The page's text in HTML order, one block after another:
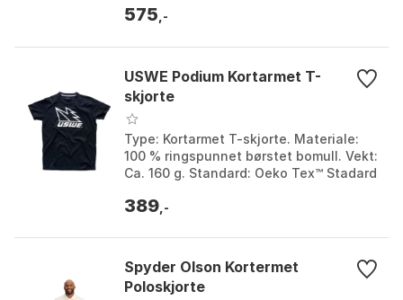
Farge: Agave, Aqua, ...
575 ,-
USWE Podium Kortarmet T-
skjorte
Type: Kortarmet T-skjorte. Materiale:
100 % ringspunnet børstet bomull. Vekt:
Ca. 160 g. Standard: Oeko Tex™ Stadard
XXL....
389 ,-
Spyder Olson Kortermet
Poloskjorte